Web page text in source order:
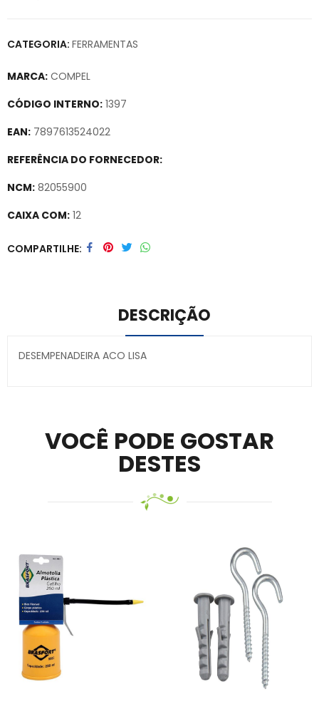
CATEGORIA: FERRAMENTAS
MARCA: COMPEL
CÓDIGO INTERNO: 1397
EAN: 7897613524022
REFERÊNCIA DO FORNECEDOR:
NCM: 82055900
CAIXA COM: 12
Secure crypto portfolio manager for desktops and mobile –
COMPARTILHE
DESCRIÇÃO
DESEMPENADEIRA ACO LISA
VOCÊ PODE GOSTAR
DESTES